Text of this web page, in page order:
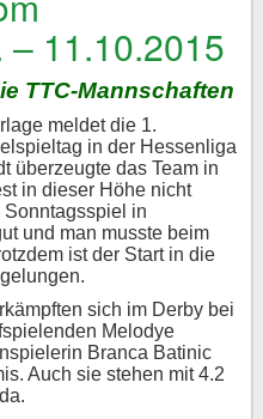
11.10.2015
TTC-Mannschaften
meldet die 1.
in der Hessenliga
überzeugte das Team in
in dieser Höhe nicht
Sonntagsspiel in
und man musste beim
ist der Start in die
sich im Derby bei
Melodye
Branca Batinic
Auch sie stehen mit 4.2